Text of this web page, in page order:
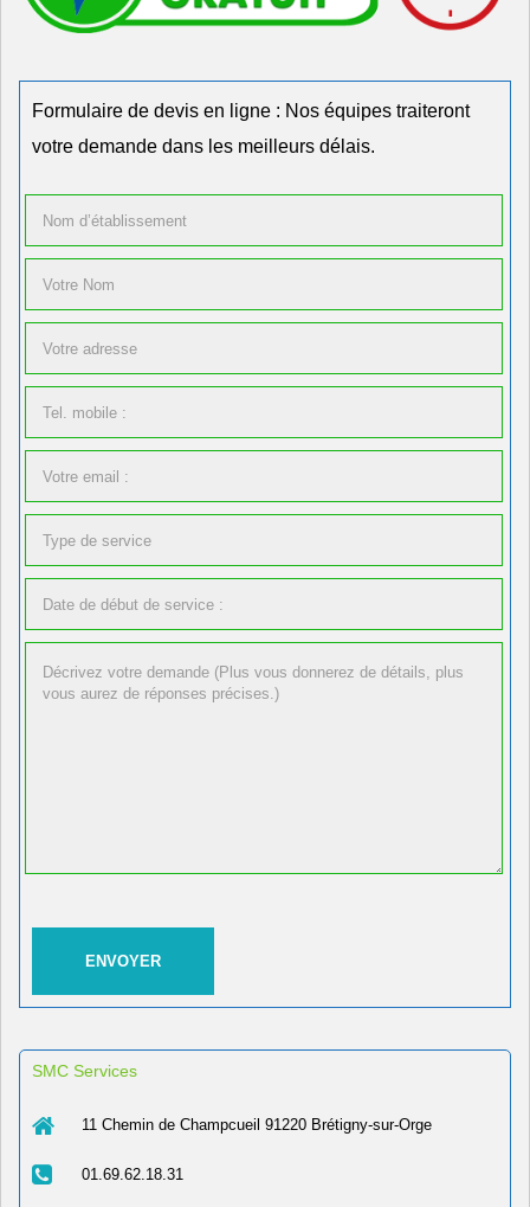
Formulaire de devis en ligne : Nos équipes traiteront
votre demande dans les meilleurs délais.
SMC Services
11 Chemin de Champcueil 91220 Brétigny-sur-Orge
01.69.62.18.31